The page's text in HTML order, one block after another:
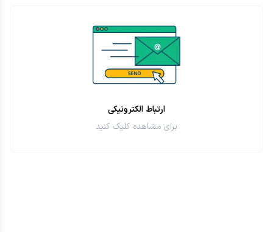
ارتباط الکترونیکی
برای مشاهده کلیک کنید